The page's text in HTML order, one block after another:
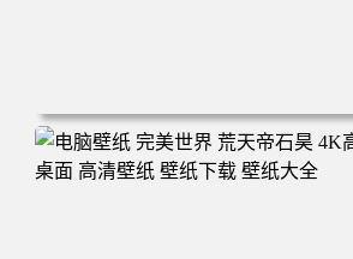
电脑壁纸 动漫 无限 罗小黑 罗小黑战记
鹿野师姐 电脑桌面 高清壁纸 壁纸下载 壁